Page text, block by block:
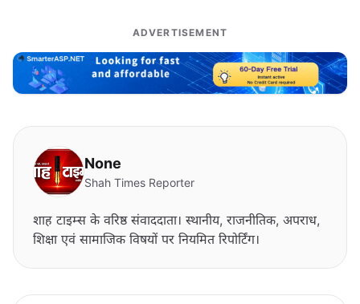
ADVERTISEMENT
None
Shah Times Reporter
शाह टाइम्स के वरिष्ठ संवाददाता। स्थानीय, राजनीतिक, अपराध,
शिक्षा एवं सामाजिक विषयों पर नियमित रिपोर्टिंग।